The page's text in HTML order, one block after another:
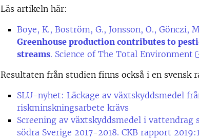
Läs artikeln här:
Boye, K., Boström, G., Jonsson, O., Gönczi,
Greenhouse production contributes to
streams. Science of The Total Environment
Resultaten från studien finns också i en svensk
SLU-nyhet: Läckage av växtskyddsmedel
riskminskningsarbete krävs
Screening av växtskyddsmedel i
södra Sverige 2017-2018. CKB rapport